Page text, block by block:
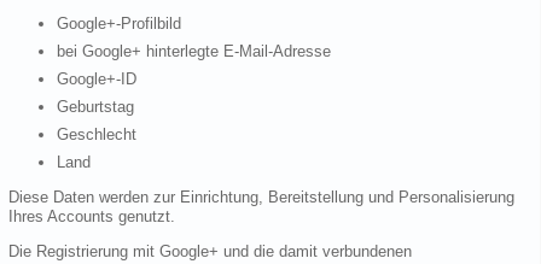
Google+-Profilbild
bei Google+ hinterlegte E-Mail-Adresse
Google+-ID
Geburtstag
Geschlecht
Land
Diese Daten werden zur Einrichtung, Bereitstellung und Personalisierung
Ihres Accounts genutzt.
Die Registrierung mit Google+ und die damit verbundenen